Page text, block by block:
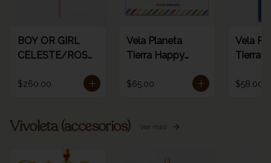
BOY OR GIRL
CELESTE/ROSA
$260.00
Vela Planeta
Tierra Happy
1pz
$65.00
Vela
Tierra
$58.00
Vivoleta (accesorios) Ver más